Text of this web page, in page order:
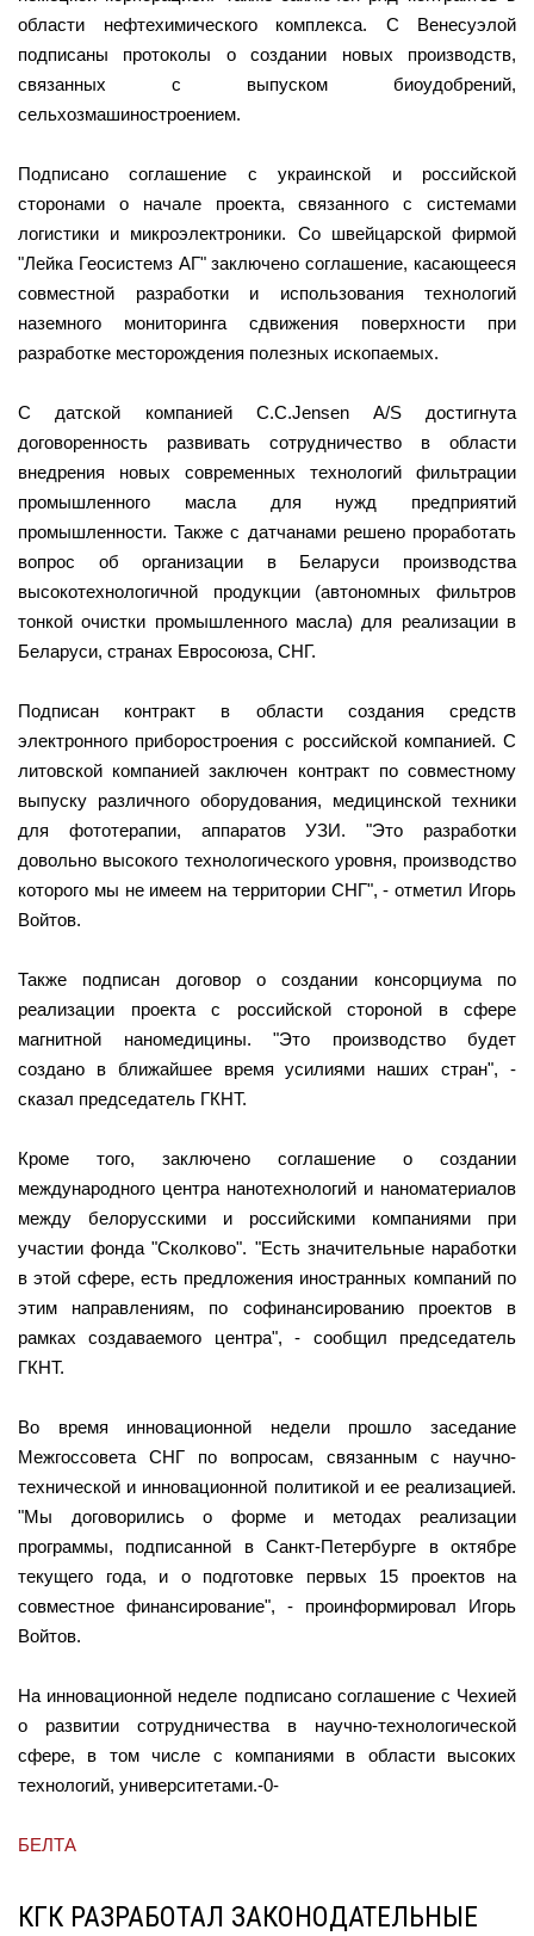
области нефтехимического комплекса. С Венесуэлой
подписаны протоколы о создании новых производств,
связанных с выпуском биоудобрений,
сельхозмашиностроением.
Подписано соглашение с украинской и российской
сторонами о начале проекта, связанного с системами
логистики и микроэлектроники. Со швейцарской фирмой
"Лейка Геосистемз АГ" заключено соглашение, касающееся
совместной разработки и использования технологий
наземного мониторинга сдвижения поверхности при
разработке месторождения полезных ископаемых.
С датской компанией C.C.Jensen A/S достигнута
договоренность развивать сотрудничество в области
внедрения новых современных технологий фильтрации
промышленного масла для нужд предприятий
промышленности. Также с датчанами решено проработать
вопрос об организации в Беларуси производства
высокотехнологичной продукции (автономных фильтров
тонкой очистки промышленного масла) для реализации в
Беларуси, странах Евросоюза, СНГ.
Подписан контракт в области создания средств
электронного приборостроения с российской компанией. С
литовской компанией заключен контракт по совместному
выпуску различного оборудования, медицинской техники
для фототерапии, аппаратов УЗИ. "Это разработки
довольно высокого технологического уровня, производство
которого мы не имеем на территории СНГ", - отметил Игорь
Войтов.
Также подписан договор о создании консорциума по
реализации проекта с российской стороной в сфере
магнитной наномедицины. "Это производство будет
создано в ближайшее время усилиями наших стран", -
сказал председатель ГКНТ.
Кроме того, заключено соглашение о создании
международного центра нанотехнологий и наноматериалов
между белорусскими и российскими компаниями при
участии фонда "Сколково". "Есть значительные наработки
в этой сфере, есть предложения иностранных компаний по
этим направлениям, по софинансированию проектов в
рамках создаваемого центра", - сообщил председатель
ГКНТ.
Во время инновационной недели прошло заседание
Межгоссовета СНГ по вопросам, связанным с научно-
технической и инновационной политикой и ее реализацией.
"Мы договорились о форме и методах реализации
программы, подписанной в Санкт-Петербурге в октябре
текущего года, и о подготовке первых 15 проектов на
совместное финансирование", - проинформировал Игорь
Войтов.
На инновационной неделе подписано соглашение с Чехией
о развитии сотрудничества в научно-технологической
сфере, в том числе с компаниями в области высоких
технологий, университетами.-0-
БЕЛТА
КГК РАЗРАБОТАЛ ЗАКОНОДАТЕЛЬНЫЕ